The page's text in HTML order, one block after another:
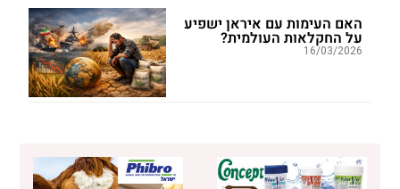
האם העימות עם איראן ישפיע
על החקלאות העולמית?
16/03/2026